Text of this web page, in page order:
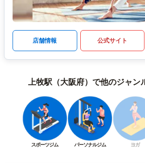
店舗情報 公式サイト
上牧駅（大阪府）で他のジャン
スポーツジム パーソナルジム ヨガ